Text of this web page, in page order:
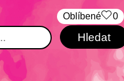
Oblíbené 0